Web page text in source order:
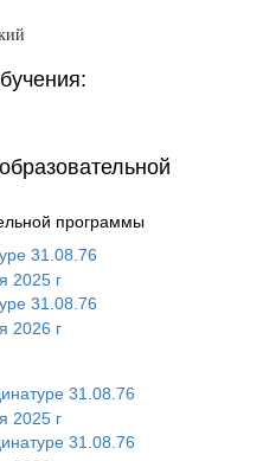
программы
31.08.76
2025 г
31.08.76
2026 г
31.08.76
2025 г
31.08.76